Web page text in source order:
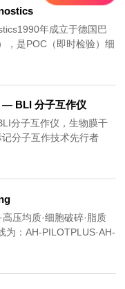
合作伙伴关系，深入服务
检验科、药企研发中心、
疾控中心、科研院所等
核酸提取/微量定量/酶标
年成立于德国巴
，是POC（即时检验）细
血红蛋白分析
片传感器电流计法，20-
糖+乳酸双结果，
寿命60天/7500次、120
BLI 分子互作仪
分子互作仪，生物膜干
分子互作技术先行者
压均质·细胞破碎·脂质
为：AH-PILOTPLUS·AH-